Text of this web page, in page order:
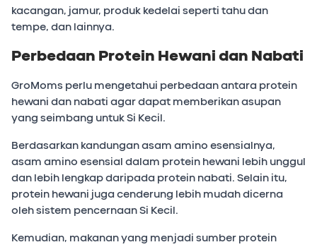
kacangan, jamur, produk kedelai seperti tahu dan
tempe, dan lainnya.
Perbedaan Protein Hewani dan Nabati
GroMoms perlu mengetahui perbedaan antara protein
hewani dan nabati agar dapat memberikan asupan
yang seimbang untuk Si Kecil.
Berdasarkan kandungan asam amino esensialnya,
asam amino esensial dalam protein hewani lebih unggul
dan lebih lengkap daripada protein nabati. Selain itu,
protein hewani juga cenderung lebih mudah dicerna
oleh sistem pencernaan Si Kecil.
Kemudian, makanan yang menjadi sumber protein